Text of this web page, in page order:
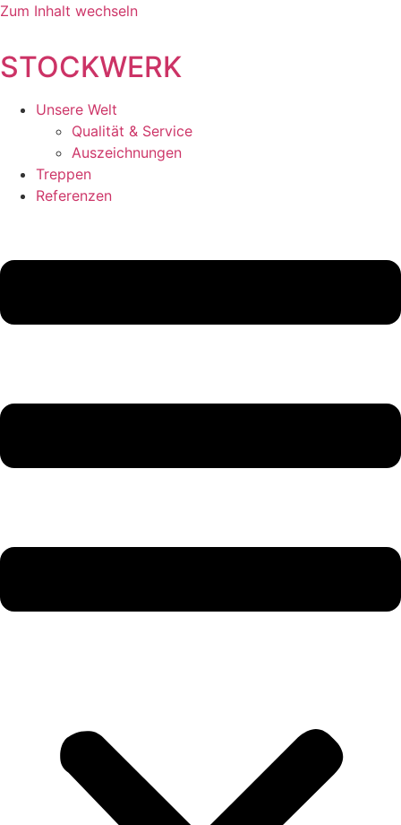
Zum Inhalt wechseln
STOCKWERK
Unsere Welt
Qualität & Service
Auszeichnungen
Treppen
Referenzen